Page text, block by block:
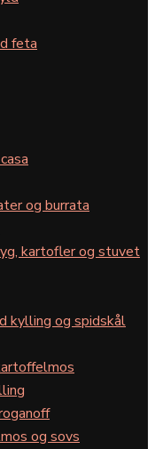
feta
og burrata
kartofler og stuvet
kylling og spidskål
og sovs